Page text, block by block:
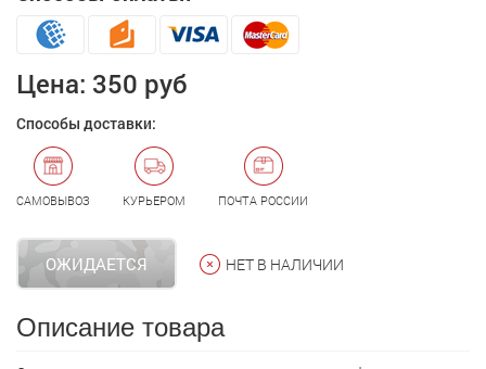
Цена: 350 руб
Способы доставки:
САМОВЫВОЗ КУРЬЕРОМ ПОЧТА РОССИИ
ОЖИДАЕТСЯ НЕТ В НАЛИЧИИ
Описание товара